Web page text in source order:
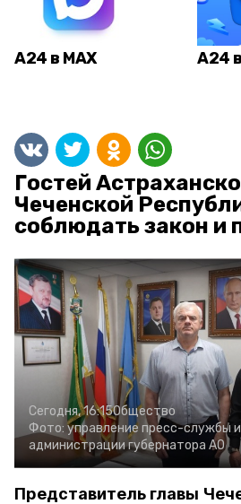
А24 в MAX А24
Гостей
Чеченской
соблюдать закон и
Сегодня, 16:15Общество
Фото: управление пресс-службы
администрации губернатора АО
Представитель главы